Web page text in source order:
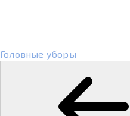
Головные уборы